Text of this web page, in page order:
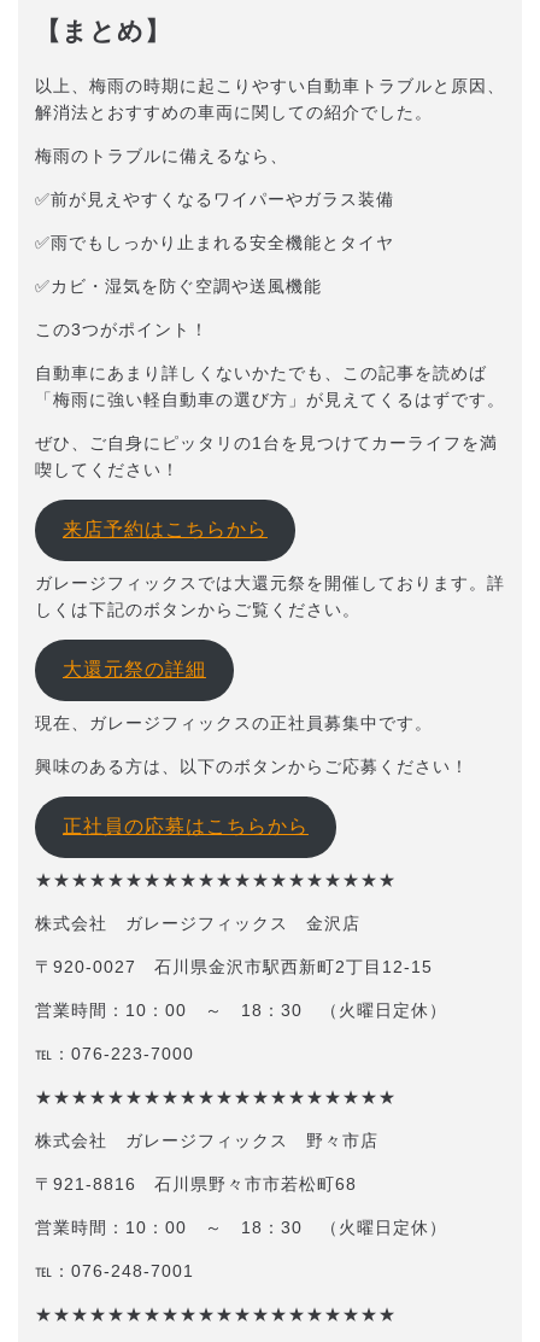
【まとめ】
以上、梅雨の時期に起こりやすい自動車トラブルと原因、
解消法とおすすめの車両に関しての紹介でした。
梅雨のトラブルに備えるなら、
✅前が見えやすくなるワイパーやガラス装備
✅雨でもしっかり止まれる安全機能とタイヤ
✅カビ・湿気を防ぐ空調や送風機能
この3つがポイント！
自動車にあまり詳しくないかたでも、この記事を読めば
「梅雨に強い軽自動車の選び方」が見えてくるはずです。
ぜひ、ご自身にピッタリの1台を見つけてカーライフを満
喫してください！
来店予約はこちらから
ガレージフィックスでは大還元祭を開催しております。詳
しくは下記のボタンからご覧ください。
大還元祭の詳細
現在、ガレージフィックスの正社員募集中です。
興味のある方は、以下のボタンからご応募ください！
正社員の応募はこちらから
★★★★★★★★★★★★★★★★★★★★
株式会社 ガレージフィックス 金沢店
〒920-0027 石川県金沢市駅西新町2丁目12-15
営業時間：10：00 ～ 18：30 （火曜日定休）
℡：076-223-7000
★★★★★★★★★★★★★★★★★★★★
株式会社 ガレージフィックス 野々市店
〒921-8816 石川県野々市市若松町68
営業時間：10：00 ～ 18：30 （火曜日定休）
℡：076-248-7001
★★★★★★★★★★★★★★★★★★★★